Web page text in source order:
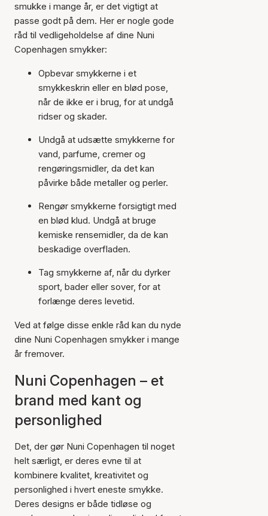
smukke i mange år, er det vigtigt at
passe godt på dem. Her er nogle gode
råd til vedligeholdelse af dine Nuni
Copenhagen smykker:
Opbevar smykkerne i et
smykkeskrin eller en blød pose,
når de ikke er i brug, for at undgå
ridser og skader.
Undgå at udsætte smykkerne for
vand, parfume, cremer og
rengøringsmidler, da det kan
påvirke både metaller og perler.
Rengør smykkerne forsigtigt med
en blød klud. Undgå at bruge
kemiske rensemidler, da de kan
beskadige overfladen.
Tag smykkerne af, når du dyrker
sport, bader eller sover, for at
forlænge deres levetid.
Ved at følge disse enkle råd kan du nyde
dine Nuni Copenhagen smykker i mange
år fremover.
Nuni Copenhagen – et
brand med kant og
personlighed
Det, der gør Nuni Copenhagen til noget
helt særligt, er deres evne til at
kombinere kvalitet, kreativitet og
personlighed i hvert eneste smykke.
Deres designs er både tidløse og